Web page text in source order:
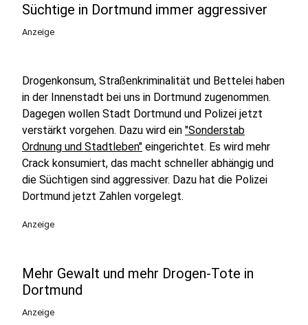
Süchtige in Dortmund immer aggressiver
Anzeige
Drogenkonsum, Straßenkriminalität und Bettelei haben
in der Innenstadt bei uns in Dortmund zugenommen.
Dagegen wollen Stadt Dortmund und Polizei jetzt
verstärkt vorgehen. Dazu wird ein "Sonderstab
Ordnung und Stadtleben" eingerichtet. Es wird mehr
Crack konsumiert, das macht schneller abhängig und
die Süchtigen sind aggressiver. Dazu hat die Polizei
Dortmund jetzt Zahlen vorgelegt.
Anzeige
Mehr Gewalt und mehr Drogen-Tote in
Dortmund
Anzeige